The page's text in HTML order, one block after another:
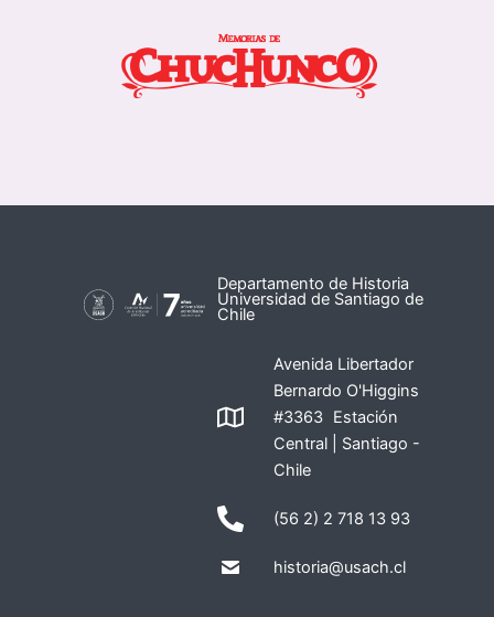
Departamento de Historia
Universidad de Santiago de
Chile
Avenida Libertador
Bernardo O'Higgins
#3363 Estación
Central | Santiago -
Chile
(56 2) 2 718 13 93
historia@usach.cl